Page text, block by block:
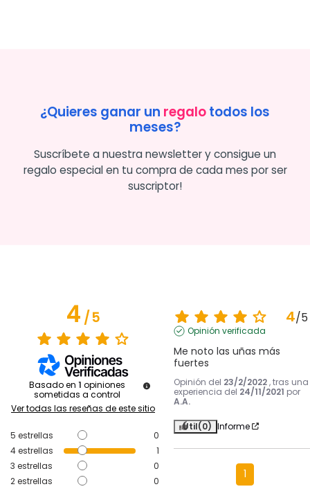
¿Quieres ganar un regalotodos los
meses?
Suscríbete a nuestra newsletter y consigue un
regalo especial en tu compra de cada mes por ser
suscriptor!
4/5
Basado en 1 opiniones
sometidas a control
Ver todas las reseñas de este sitio
5 estrellas
0
4estrellas
1
3 estrellas
0
2estrellas
0
4/5
Opinión verificada
Me noto las uñas más
fuertes
Opinión del 23/2/2022 , tras una
experiencia del 24/11/2021 por
A.A.
Útil(0) Informe
1